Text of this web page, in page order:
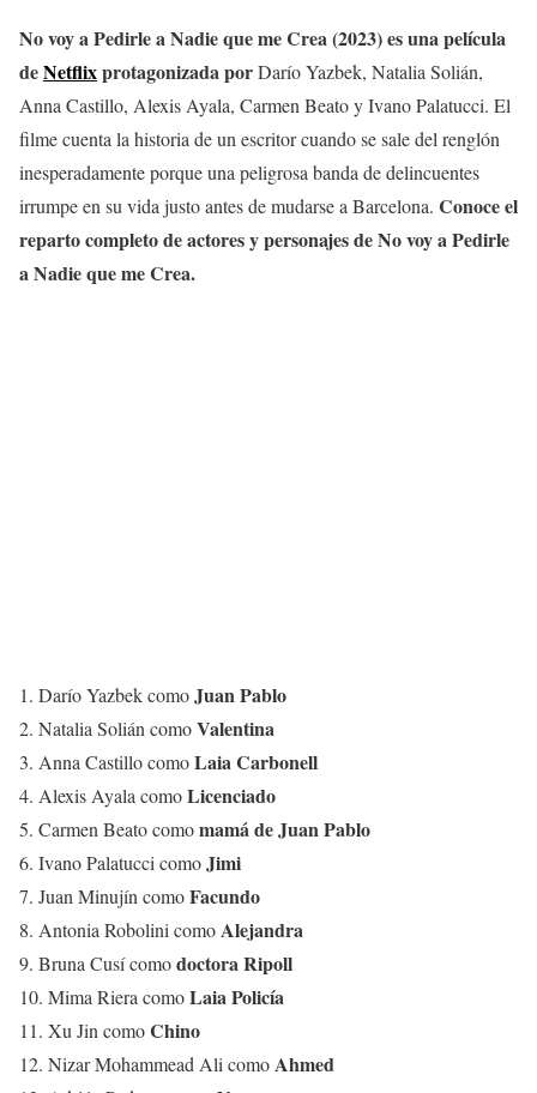
No voy a Pedirle a Nadie que me Crea(2023) es una película
deNetflixprotagonizada porDarío Yazbek, Natalia Solián,
Anna Castillo, Alexis Ayala, Carmen Beato y Ivano Palatucci. El
filme cuenta la historia de un escritor cuando se sale del renglón
inesperadamente porque una peligrosa banda de delincuentes
irrumpe en su vida justo antes de mudarse a Barcelona. Conoce el
reparto completo de actores y personajes deNo voy a Pedirle
a Nadie que me Crea.
1. Darío Yazbek comoJuan Pablo
2. Natalia Solián comoValentina
3. Anna Castillo comoLaia Carbonell
4. Alexis Ayala comoLicenciado
5. Carmen Beato comomamá de Juan Pablo
6. Ivano Palatucci comoJimi
7. Juan Minujín comoFacundo
8. Antonia Robolini comoAlejandra
9. Bruna Cusí comodoctora Ripoll
10. Mima Riera comoLaia Policía
11. Xu Jin comoChino
12. Nizar Mohammead Ali comoAhmed